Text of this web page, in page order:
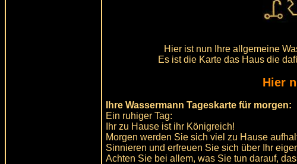
Hier ist nun Ihre allgemeine
Es ist die Karte das Haus die
Hier
Ihre Wassermann Tageskarte für morgen:
Ein ruhiger Tag:
Ihr zu Hause ist ihr Königreich!
Morgen werden Sie sich viel zu Hause
Sinnieren und erfreuen Sie sich über Ihr
Achten Sie bei allem, was Sie tun darauf,